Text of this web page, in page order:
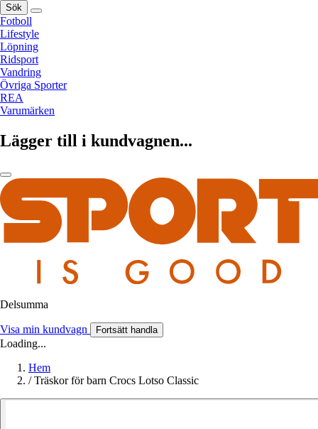
Sök
Fotboll
Lifestyle
Löpning
Ridsport
Vandring
Övriga Sporter
REA
Varumärken
Lägger till i kundvagnen...
Delsumma
Visa min kundvagn Fortsätt handla
Loading...
Hem
/ Träskor för barn Crocs Lotso Classic